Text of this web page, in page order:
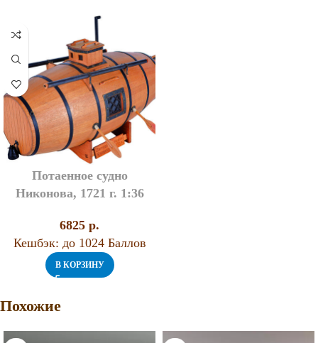
Потаенное судно
Никонова, 1721 г. 1:36
6825 p.
Кешбэк: до 1024 Баллов
В КОРЗИНУ
Похожие